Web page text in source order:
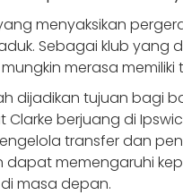
menyaksikan
Sebagai klub yang
merasa
dijadikan tujuan bagi
Clarke berjuang di
transfer dan
dapat memengaruhi
masa depan.